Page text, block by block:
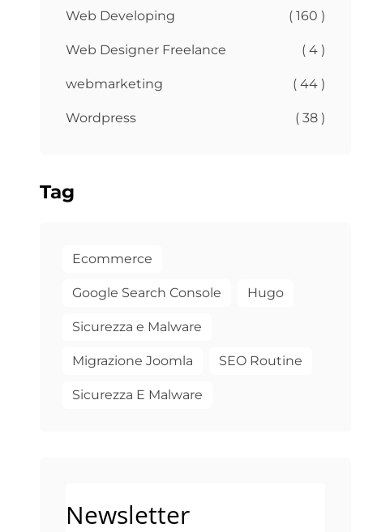
Web Developing ( 160 )
Web Designer Freelance ( 4 )
webmarketing ( 44 )
Wordpress ( 38 )
Tag
Ecommerce
Google Search Console Hugo
Sicurezza e Malware
Migrazione Joomla SEO Routine
Sicurezza E Malware
Newsletter